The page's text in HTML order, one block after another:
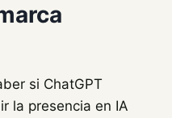
si ChatGPT
la presencia en IA